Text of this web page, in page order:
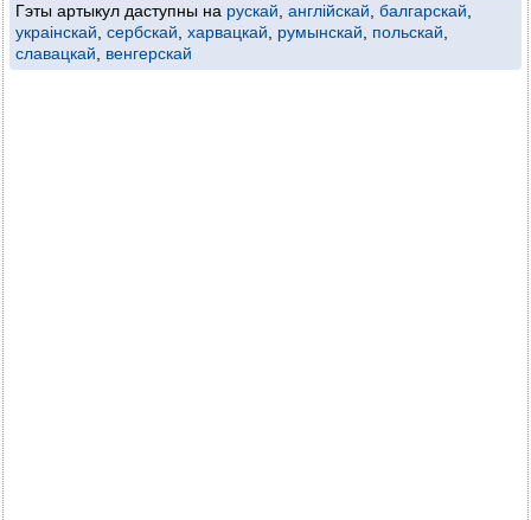
Гэты артыкул даступны на рускай англійскай балгарскай
украінскай сербскай харвацкай румынскай польскай
славацкай
венгерскай